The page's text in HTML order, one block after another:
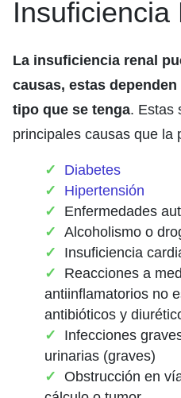
Insuficiencia
La insuficiencia renal
causas, estas
tipo que se tenga. Estas
principales causas que la
Diabetes
Hipertensión
Enfermedades
Alcoholismo o
Insuficiencia
Reacciones a
antiinflamatorios no
antibióticos y
Infecciones
urinarias (graves)
Obstrucción en